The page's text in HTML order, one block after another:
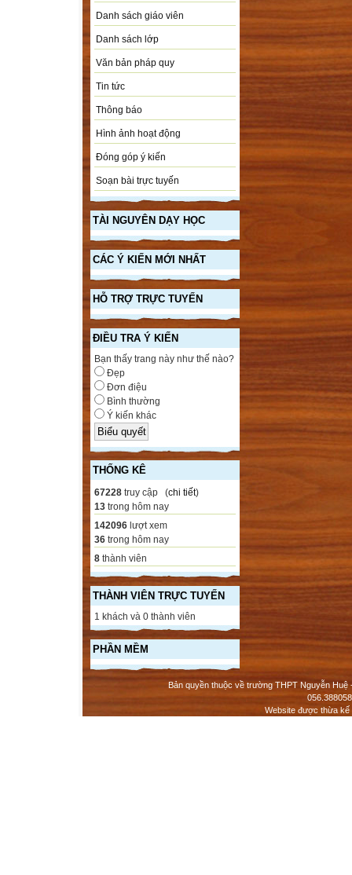
Danh sách giáo viên
Danh sách lớp
Văn bản pháp quy
Tin tức
Thông báo
Hình ảnh hoạt động
Đóng góp ý kiến
Soạn bài trực tuyến
TÀI NGUYÊN DẠY HỌC
CÁC Ý KIẾN MỚI NHẤT
HỖ TRỢ TRỰC TUYẾN
ĐIỀU TRA Ý KIẾN
Bạn thấy trang này như thế nào?
Đẹp
Đơn điệu
Bình thường
Ý kiến khác
THỐNG KÊ
67228 truy cập (chi tiết)
13 trong hôm nay
142096 lượt xem
36 trong hôm nay
8 thành viên
THÀNH VIÊN TRỰC TUYẾN
1 khách và 0 thành viên
PHẦN MỀM
Bản quyền thuộc về trường THPT Nguyễn
Website được thừa